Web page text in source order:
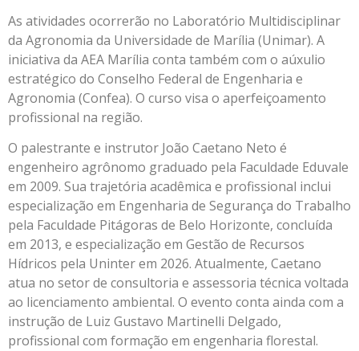
As atividades ocorrerão no Laboratório Multidisciplinar
da Agronomia da Universidade de Marília (Unimar). A
iniciativa da AEA Marília conta também com o aúxulio
estratégico do Conselho Federal de Engenharia e
Agronomia (Confea). O curso visa o aperfeiçoamento
profissional na região.
O palestrante e instrutor João Caetano Neto é
engenheiro agrônomo graduado pela Faculdade Eduvale
em 2009. Sua trajetória acadêmica e profissional inclui
especialização em Engenharia de Segurança do Trabalho
pela Faculdade Pitágoras de Belo Horizonte, concluída
em 2013, e especialização em Gestão de Recursos
Hídricos pela Uninter em 2026. Atualmente, Caetano
atua no setor de consultoria e assessoria técnica voltada
ao licenciamento ambiental. O evento conta ainda com a
instrução de Luiz Gustavo Martinelli Delgado,
profissional com formação em engenharia florestal.